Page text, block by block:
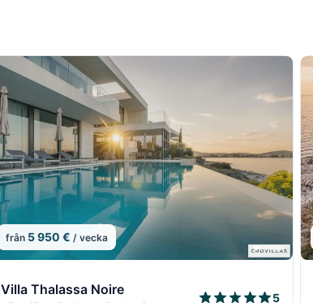
från 5 950 € / vecka
Villa Thalassa Noire
5